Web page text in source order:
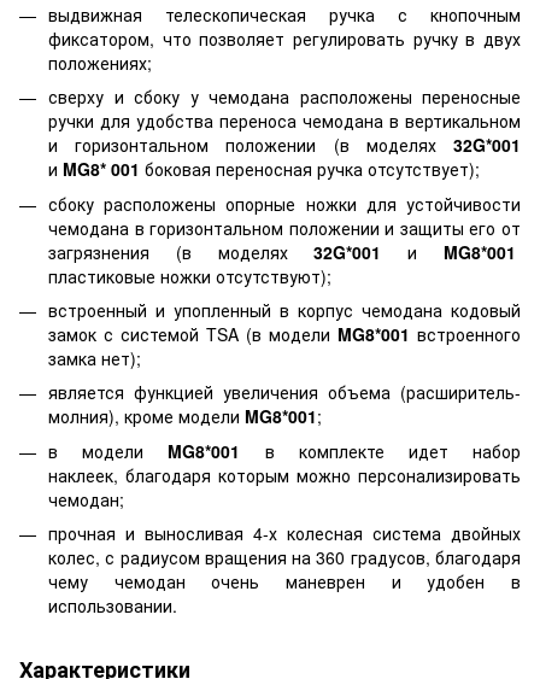
выдвижная телескопическая ручка с кнопочным
фиксатором, что позволяет регулировать ручку в двух
положениях;
сверху и сбоку у чемодана расположены переносные
ручки для удобства переноса чемодана в вертикальном
и горизонтальном положении (в моделях 32G*001
и MG8* 001 боковая переносная ручка отсутствует);
сбоку расположены опорные ножки для устойчивости
чемодана в горизонтальном положении и защиты его от
загрязнения (в моделях32G*001 и MG8*001
пластиковые ножки отсутствуют);
встроенный и упопленный в корпус чемодана кодовый
замок с системой TSA (в модели MG8*001 встроенного
замка нет);
является функцией увеличения объема (расширитель-
молния), кроме модели MG8*001;
в модели MG8*001
в комплекте идет набор
наклеек, благодаря которым можно персонализировать
чемодан;
прочная и выносливая 4-х колесная система двойных
колес, с радиусом вращения на 360 градусов, благодаря
чему чемодан очень маневрен и удобен в
использовании.
Характеристики